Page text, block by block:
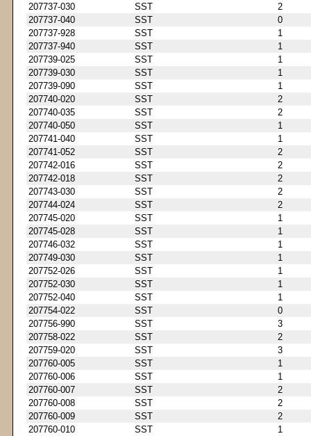
207737-030
SST
2
207737-040
SST
0
207737-928
SST
1
207737-940
SST
1
207739-025
SST
1
207739-030
SST
1
207739-090
SST
1
207740-020
SST
2
207740-035
SST
2
207740-050
SST
1
207741-040
SST
1
207741-052
SST
2
207742-016
SST
2
207742-018
SST
2
207743-030
SST
2
207744-024
SST
2
207745-020
SST
1
207745-028
SST
1
207746-032
SST
1
207749-030
SST
1
207752-026
SST
1
207752-030
SST
1
207752-040
SST
1
207754-022
SST
0
207756-990
SST
3
207758-022
SST
2
207759-020
SST
3
207760-005
SST
1
207760-006
SST
1
207760-007
SST
2
207760-008
SST
2
207760-009
SST
2
207760-010
SST
1